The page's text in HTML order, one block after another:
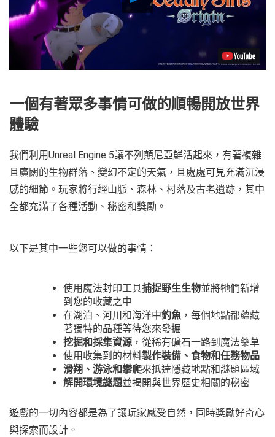
Video
一個有著眾多事情可做的順暢開放世界
體驗
我們利用Unreal Engine 5讓不列顛尼亞鮮活起來，有著複雜
且廣闊的生物群落、變幻不定的天氣，且處處可見充滿沉浸
感的細節。玩家將行經山脈、森林、村落及古老遺跡，其中
全都充滿了各種活動、秘密和獎勵。
以下是其中一些您可以做的事情：
使用魔法封印工具捕捉野生生物並將牠們新增
到您的收藏之中
在湖泊、河川和海洋中釣魚 ，每個地點都蘊藏
著獨特的品種等待您來發掘
挖掘和採集資源 ，從稀有礦石一路到魔法藥草
使用收集到的材料製作裝備、食物和任務物品
滑翔、游泳和攀爬來抵達隱藏地點和謎題區域
解開環境謎題並揭開與世界歷史相關的秘密
遊戲的一切內容都是為了讓玩家感受自然，同時獎勵好奇心
與探索而設計。